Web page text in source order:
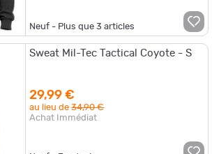
Neuf - Plus que3 articles
Sweat Mil-Tec Tactical Coyote - S
29,99 €
au lieu de34,90 €
Achat Immédiat